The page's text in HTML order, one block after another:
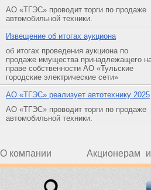
АО «ТГЭС» проводит торги по продаже
автомобильной техники.
Извещение об итогах аукциона
об итогах проведения аукциона по
продаже имущества принадлежащего
праве собственности АО «Тульские
городские электрические сети»
АO «ТГЭС» реализует автотехнику 2025
АО «ТГЭС» проводит торги по продаже
автомобильной техники.
О компании Акционерам